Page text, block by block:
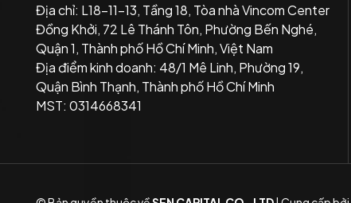
Địa chỉ: L18-11-13, Tầng 18, Tòa nhà Vincom Center
Đồng Khởi, 72 Lê Thánh Tôn, Phường Bến Nghé,
Quận 1, Thành phố Hồ Chí Minh, Việt Nam
Địa điểm kinh doanh: 48/1 Mê Linh, Phường 19,
Quận Bình Thạnh, Thành phố Hồ Chí Minh
MST: 0314668341